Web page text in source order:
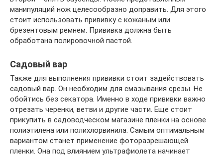
манипуляций нож целесообразно доправить. Для этого
стоит использовать прививку с кожаным или
брезентовым ремнем. Прививка должна быть
обработана полировочной пастой.
Садовый вар
Также для выполнения прививки стоит задействовать
садовый вар. Он необходим для смазывания срезы. Не
обойтись без секатора. Именно в ходе прививки важно
отрезать черенки, ветви и другие части. Еще стоит
прикупить в садоводческом магазине пленки на основе
полиэтилена или полихлорвинила. Самым оптимальным
вариантом станет применение фоторазрешающей
пленки. Она под влиянием ультрафиолета начинает